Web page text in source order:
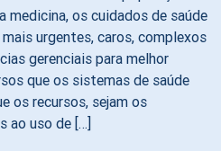
medicina, os cuidados de saúde
urgentes, caros, complexos
gerenciais para melhor
que os sistemas de saúde
os recursos, sejam os
ao uso de […]